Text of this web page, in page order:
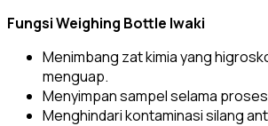
Fungsi Weighing Bottle Iwaki
Menimbang zat kimia yang
menguap.
Menyimpan sampel selama
Menghindari kontaminasi silang